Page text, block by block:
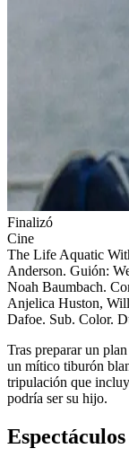
Finalizó
Cine
The Life Aquatic
Anderson. Guión:
Noah Baumbach.
Anjelica Huston,
Dafoe. Sub. Color.
Tras preparar un
un mítico tiburón
tripulación que
podría ser su hijo.